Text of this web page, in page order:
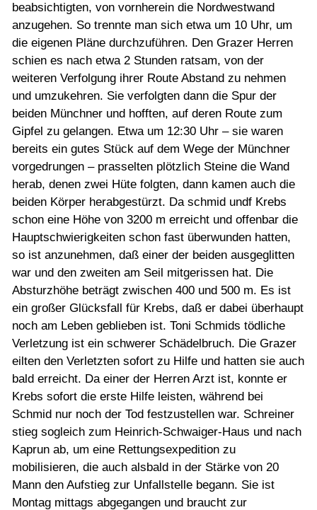
beabsichtigten, von vornherein die Nordwestwand
anzugehen. So trennte man sich etwa um 10 Uhr, um
die eigenen Pläne durchzuführen. Den Grazer Herren
schien es nach etwa 2 Stunden ratsam, von der
weiteren Verfolgung ihrer Route Abstand zu nehmen
und umzukehren. Sie verfolgten dann die Spur der
beiden Münchner und hofften, auf deren Route zum
Gipfel zu gelangen. Etwa um 12:30 Uhr – sie waren
bereits ein gutes Stück auf dem Wege der Münchner
vorgedrungen – prasselten plötzlich Steine die Wand
herab, denen zwei Hüte folgten, dann kamen auch die
beiden Körper herabgestürzt. Da schmid undf Krebs
schon eine Höhe von 3200 m erreicht und offenbar die
Hauptschwierigkeiten schon fast überwunden hatten,
so ist anzunehmen, daß einer der beiden ausgeglitten
war und den zweiten am Seil mitgerissen hat. Die
Absturzhöhe beträgt zwischen 400 und 500 m. Es ist
ein großer Glücksfall für Krebs, daß er dabei überhaupt
noch am Leben geblieben ist. Toni Schmids tödliche
Verletzung ist ein schwerer Schädelbruch. Die Grazer
eilten den Verletzten sofort zu Hilfe und hatten sie auch
bald erreicht. Da einer der Herren Arzt ist, konnte er
Krebs sofort die erste Hilfe leisten, während bei
Schmid nur noch der Tod festzustellen war. Schreiner
stieg sogleich zum Heinrich-Schwaiger-Haus und nach
Kaprun ab, um eine Rettungsexpedition zu
mobilisieren, die auch alsbald in der Stärke von 20
Mann den Aufstieg zur Unfallstelle begann. Sie ist
Montag mittags abgegangen und braucht zur